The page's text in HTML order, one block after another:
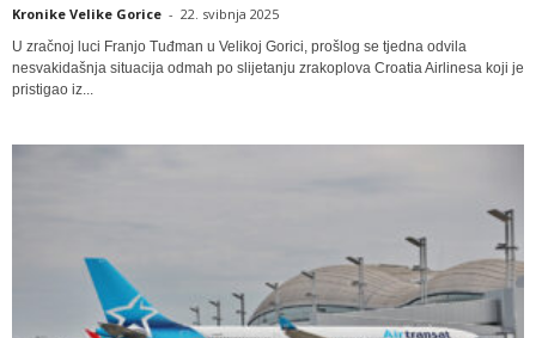
Kronike Velike Gorice - 22. svibnja 2025
U zračnoj luci Franjo Tuđman u Velikoj Gorici, prošlog se tjedna odvila
nesvakidašnja situacija odmah po slijetanju zrakoplova Croatia Airlinesa koji je
pristigao iz...